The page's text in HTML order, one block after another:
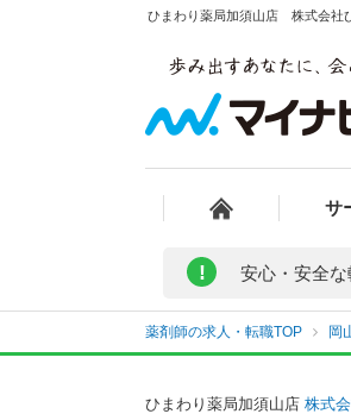
ひまわり薬局加須山店 株式会社
サ
! 安心・安全な
薬剤師の求人・転職TOP 岡
ひまわり薬局加須山店 株式